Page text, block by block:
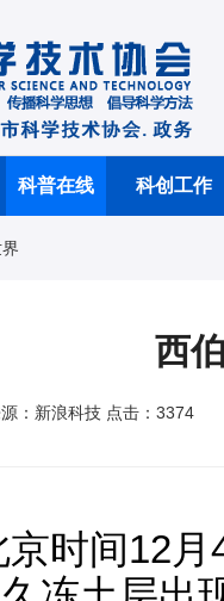
科普在线 科创工作
西
：新浪科技 点击：3374
时间12